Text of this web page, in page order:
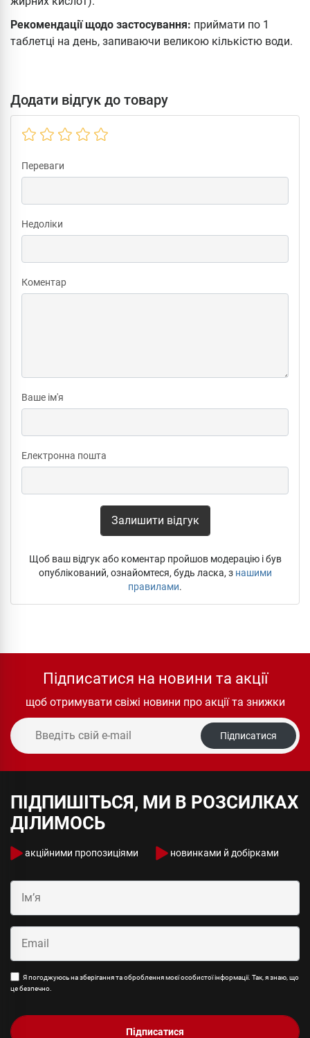
Рекомендації щодо застосування: приймати по 1
таблетці на день, запиваючи великою кількістю води.
Додати відгук до товару
Переваги
Недоліки
Коментар
Ваше ім'я
Електронна пошта
Залишити відгук
Щоб ваш відгук або коментар пройшов модерацію і був
опублікований, ознайомтеся, будь ласка, з нашими
правилами.
Підписатися на новини та акції
щоб отримувати свіжі новини про акції та знижки
Підписатися
ПІДПИШІТЬСЯ, МИ В РОЗСИЛКАХ
ДІЛИМОСЬ
акційними пропозиціями новинками й добірками
Я погоджуюсь на зберігання та оброблення моєї особистої інформації. Так, я знаю, що
це безпечно.
Підписатися